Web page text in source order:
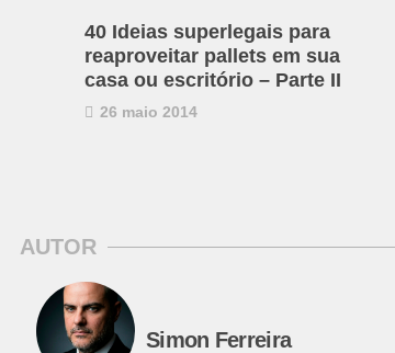
40 Ideias superlegais para
reaproveitar pallets em sua
casa ou escritório – Parte II
26 maio 2014
AUTOR
Simon Ferreira